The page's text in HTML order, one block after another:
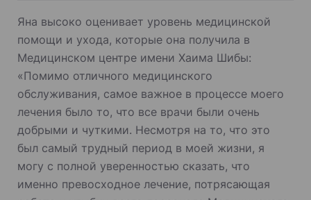
Яна высоко оценивает уровень медицинской
помощи и ухода, которые она получила в
Медицинском центре имени Хаима Шибы:
«Помимо отличного медицинского
обслуживания, самое важное в процессе моего
лечения было то, что все врачи были очень
добрыми и чуткими. Несмотря на то, что это
был самый трудный период в моей жизни, я
могу с полной уверенностью сказать, что
именно превосходное лечение, потрясающая